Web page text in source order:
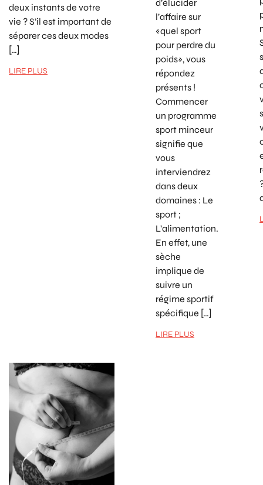
deux instants de votre
vie ? S’il est important de
séparer ces deux modes
[…]
LIRE PLUS
d’élucider
l’affaire sur
«quel sport
pour perdre du
poids», vous
répondez
présents !
Commencer
un programme
sport minceur
signifie que
vous
interviendrez
dans deux
domaines : Le
sport ;
L’alimentation.
En effet, une
sèche
implique de
suivre un
régime sportif
spécifique […]
LIRE PLUS